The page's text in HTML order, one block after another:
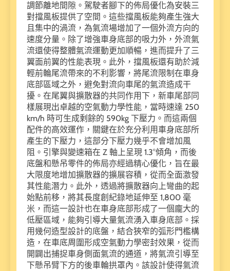
調節離地間隙。駕駛者腳下的佈局優化為安裝三
對擋風板提供了空間。這些擋風板能夠產生強大
且集中的渦流，為氣流場增加了一個外流方向的
速度分量。除了增強車身底部的吸力外，外流氣
流還使得整體氣流運動更加順暢，進而提升了三
翼面前翼的性能表現。此外，擋風板還有助於減
輕前輪尾流帶來的不利影響，將尾流限制在車身
底部區域之外，避免對流向車尾的氣流造成干
擾。在尾翼與擴散器的共同作用下，新車尾部同
樣展現出卓越的空氣動力學性能，當時速達 250
km/h 時可生成剩餘的 590kg 下壓力。而這兩個
配件的高效運作，關鍵在於充分利用車身底部所
產生的下壓力，這部分下壓力幾乎不會增加風
阻。引擎與變速箱在 Z 軸上呈現 1.3°傾角，而後
底盤和懸吊零件的佈局亦經過精心優化，旨在最
大限度地增加擴散器的擴展容積，從而全面激發
其性能潛力。此外，透過將擴散器向上彎曲的起
始點前移，將其長度創紀錄地延伸至 1,800 毫
米，而這一設計也在車身底部形成了一個龐大的
低壓區域，能夠引導大量氣流湧入車身底部。採
用幾何造型設計的底盤，結合狹窄的弧形門檻構
造，在車底周圍形成空氣動力學密封效果，從而
開闢出捕捉車身側面氣流的通道，將氣流引導至
下懸吊臂下方的後車輪拱罩內。該設計使得氣流